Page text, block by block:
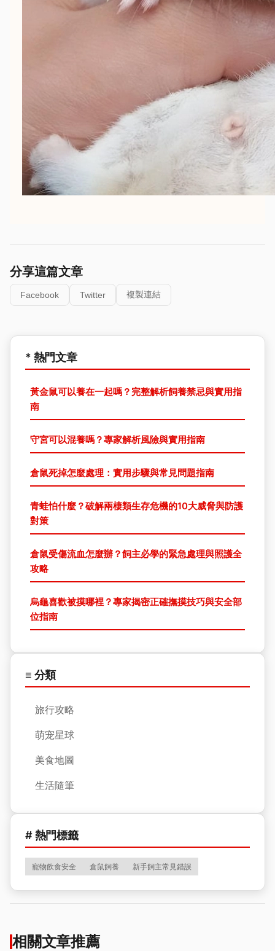
分享這篇文章
Facebook Twitter 複製連結
* 熱門文章
黃金鼠可以養在一起嗎？完整解析飼養禁忌與實用指
南
守宮可以混養嗎？專家解析風險與實用指南
倉鼠死掉怎麼處理：實用步驟與常見問題指南
青蛙怕什麼？破解兩棲類生存危機的10大威脅與防護
對策
倉鼠受傷流血怎麼辦？飼主必學的緊急處理與照護全
攻略
烏龜喜歡被摸哪裡？專家揭密正確撫摸技巧與安全部
位指南
≡ 分類
旅行攻略
萌宠星球
美食地圖
生活隨筆
# 熱門標籤
寵物飲食安全 倉鼠飼養 新手飼主常見錯誤
相關文章推薦